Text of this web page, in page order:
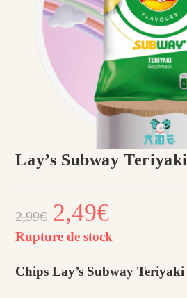
Lay’s Subway Teriyaki
2,99€
Le
prix
initial
était :
2,99€.
2,49€actuel
est :
2,49€.
Rupture de stock
Chips Lay’s Subway Teriyaki